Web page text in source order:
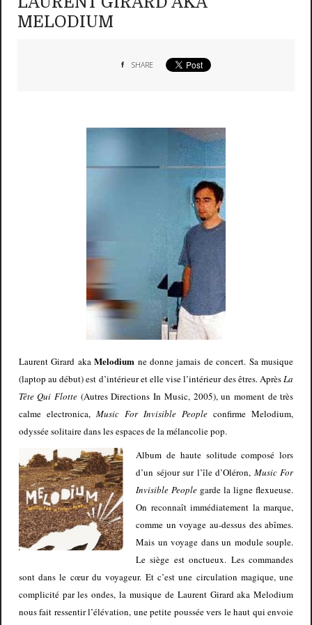
MELODIUM
SHARE
Laurent Girard aka Melodium ne donne jamais de concert. Sa musique
(laptop au début) est d’intérieur et elle vise l’intérieur des êtres. AprèsLa
Tête Qui Flotte (Autres Directions In Music, 2005), un moment de très
calme electronica, Music For Invisible People confirme Melodium,
odyssée solitaire dans les espaces de la mélancolie pop.
Album de haute solitude composé lors
d’un séjour sur l’île d’Oléron, Music For
Invisible People garde la ligne flexueuse.
On reconnaît immédiatement la marque,
comme un voyage au-dessus des abîmes.
Mais un voyage dans un module souple.
Le siège est onctueux. Les commandes
sont dans le cœur du voyageur. Et c’est une circulation magique, une
complicité par les ondes, la musique de Laurent Girard aka Melodium
nous fait ressentir l’élévation, une petite poussée vers le haut qui envoie